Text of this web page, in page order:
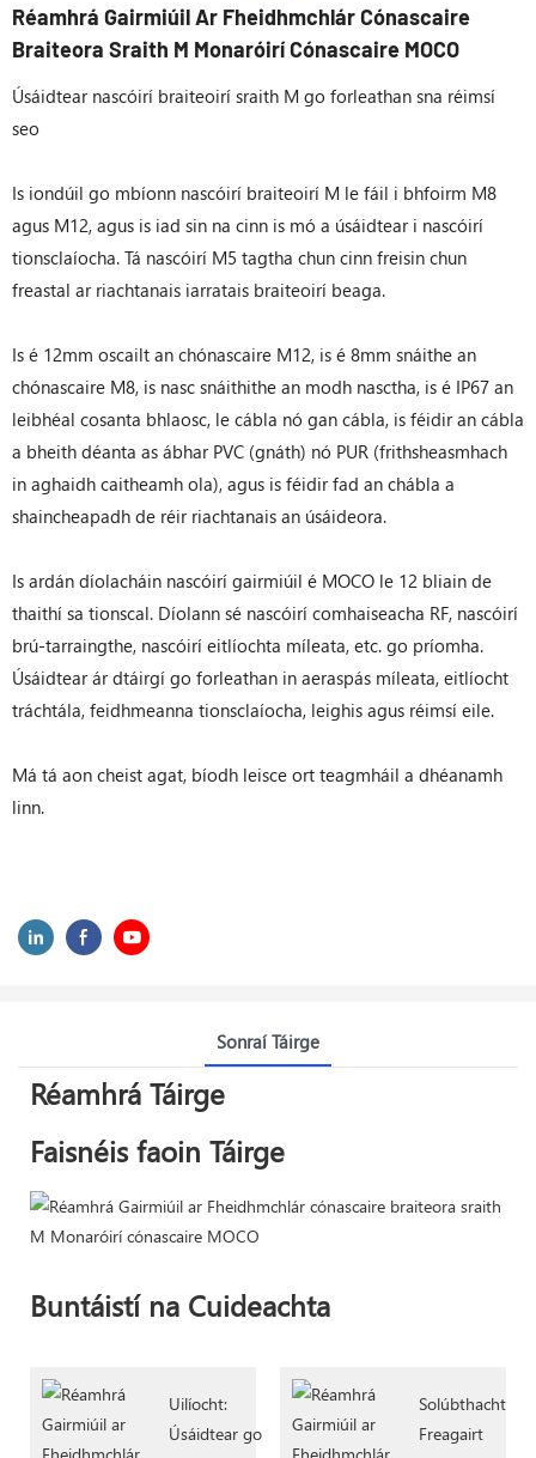
Réamhrá Gairmiúil Ar Fheidhmchlár Cónascaire
Braiteora Sraith M Monaróirí Cónascaire MOCO
Úsáidtear nascóirí braiteoirí sraith M go forleathan sna réimsí
seo
Is iondúil go mbíonn nascóirí braiteoirí M le fáil i bhfoirm M8
agus M12, agus is iad sin na cinn is mó a úsáidtear i nascóirí
tionsclaíocha. Tá nascóirí M5 tagtha chun cinn freisin chun
freastal ar riachtanais iarratais braiteoirí beaga.
Is é 12mm oscailt an chónascaire M12, is é 8mm snáithe an
chónascaire M8, is nasc snáithithe an modh nasctha, is é IP67 an
leibhéal cosanta bhlaosc, le cábla nó gan cábla, is féidir an cábla
a bheith déanta as ábhar PVC (gnáth) nó PUR (frithsheasmhach
in aghaidh caitheamh ola), agus is féidir fad an chábla a
shaincheapadh de réir riachtanais an úsáideora.
Is ardán díolacháin nascóirí gairmiúil é MOCO le 12 bliain de
thaithí sa tionscal. Díolann sé nascóirí comhaiseacha RF, nascóirí
brú-tarraingthe, nascóirí eitlíochta míleata, etc. go príomha.
Úsáidtear ár dtáirgí go forleathan in aeraspás míleata, eitlíocht
tráchtála, feidhmeanna tionsclaíocha, leighis agus réimsí eile.
Má tá aon cheist agat, bíodh leisce ort teagmháil a dhéanamh
linn.
Sonraí Táirge
Réamhrá Táirge
Faisnéis faoin Táirge
Buntáistí na Cuideachta
Uilíocht:
Úsáidtear go
Solúbthacht:
Freagairt